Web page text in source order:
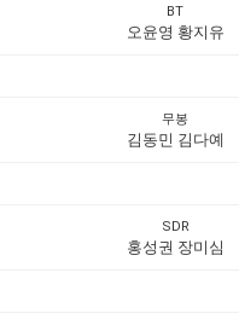
BT
오윤영 황지유
무봉
김동민 김다예
SDR
홍성권 장미심